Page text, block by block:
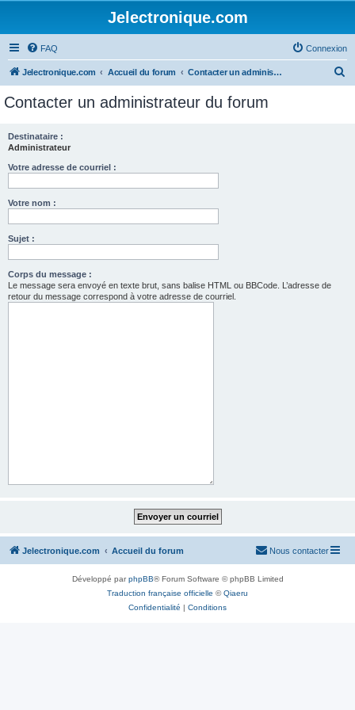
Jelectronique.com
FAQ Connexion
Jelectronique.com Accueil du forum Contacter un administrateur du forum
Contacter un administrateur du forum
Destinataire :
Administrateur
Votre adresse de courriel :
Votre nom :
Sujet :
Corps du message :
Le message sera envoyé en texte brut, sans balise HTML ou BBCode. L’adresse de
retour du message correspond à votre adresse de courriel.
Jelectronique.com Accueil du forum Nous contacter
Développé parphpBB® Forum Software © phpBB Limited
Traduction française officielle ©Qiaeru
Confidentialité | Conditions